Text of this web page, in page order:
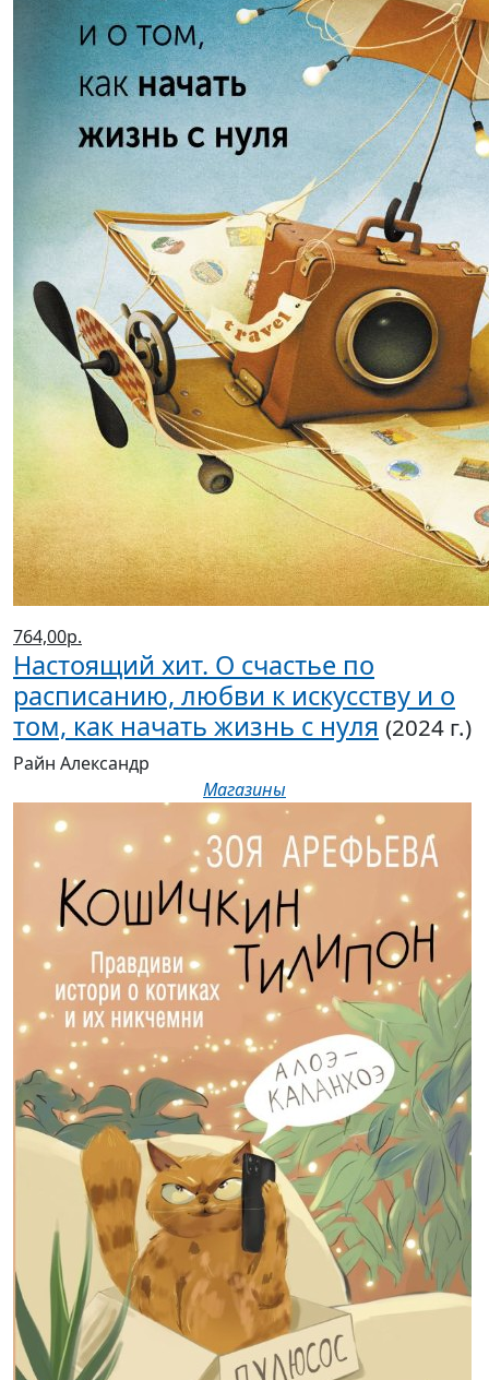
764,00р.
Настоящий хит. О счастье по
расписанию, любви к искусству и о
том, как начать жизнь с нуля (2024 г.)
Райн Александр